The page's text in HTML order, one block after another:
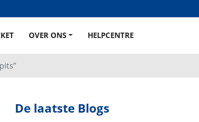
OVER ONS HELPCENTRE
De laatste Blogs